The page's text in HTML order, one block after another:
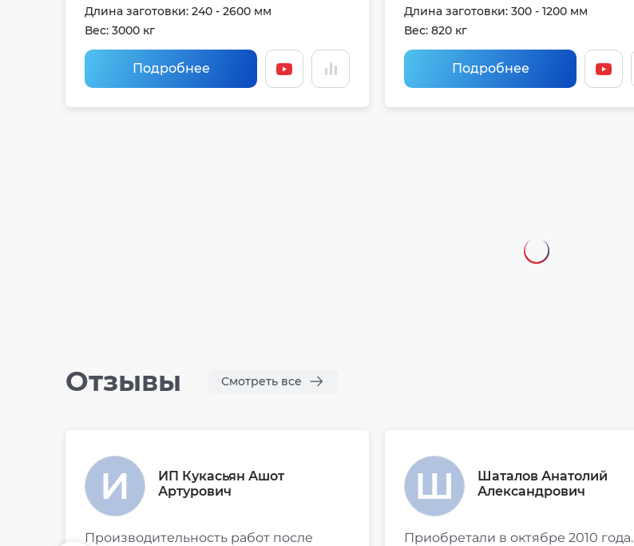
Длина заготовки: 240 - 2600 мм
Вес: 3000 кг
Подробнее
Длина заготовки: 300 - 1200 мм
Вес: 820 кг
Подробнее
Отзывы Смотреть все
ИП Кукасьян Ашот
Артурович
Производительность работ после
Шаталов Анатолий
Александрович
Приобретали в октябре 2010 года.